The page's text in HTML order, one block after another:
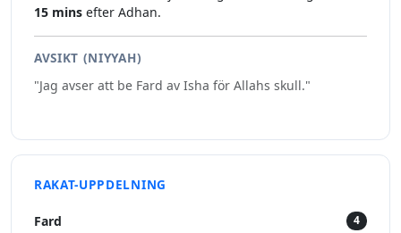
15 mins efter Adhan.
AVSIKT (NIYYAH)
"Jag avser att be Fard av Isha för Allahs skull."
RAKAT-UPPDELNING
Fard 4